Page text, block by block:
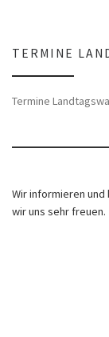
TERMINE
Termine
Wir informieren und
wir uns sehr freuen.